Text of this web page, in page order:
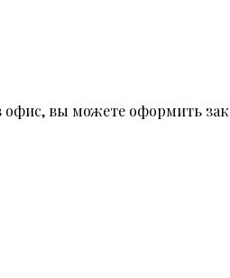
вы можете оформить